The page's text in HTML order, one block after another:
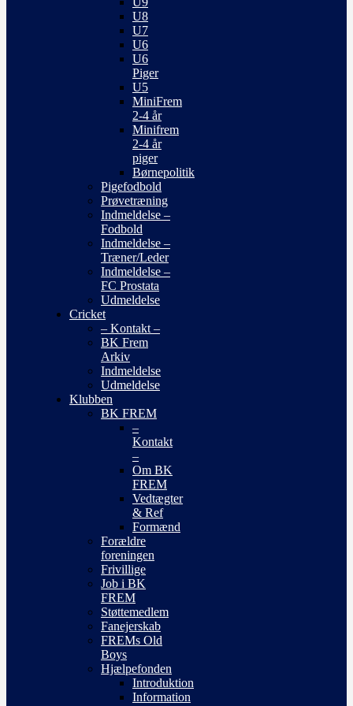
U8
U7
U6
U6
Piger
U5
MiniFrem
2-4 år
Minifrem
2-4 år
piger
Børnepolitik
Pigefodbold
Prøvetræning
Indmeldelse –
Fodbold
Indmeldelse –
Træner/Leder
Indmeldelse –
FC Prostata
Udmeldelse
Cricket
– Kontakt –
BK Frem
Arkiv
Indmeldelse
Udmeldelse
Klubben
BK FREM
–
Kontakt
–
Om BK
FREM
Vedtægter
& Ref
Formænd
Forældre
foreningen
Frivillige
Job i BK
FREM
Støttemedlem
Fanejerskab
FREMs Old
Boys
Hjælpefonden
Introduktion
Information